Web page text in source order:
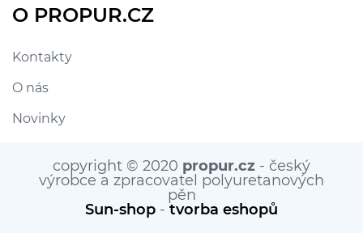
O PROPUR.CZ
Kontakty
O nás
Novinky
copyright © 2020 propur.cz - český
výrobce a zpracovatel polyuretanových
pěn
Sun-shop - tvorba eshopů